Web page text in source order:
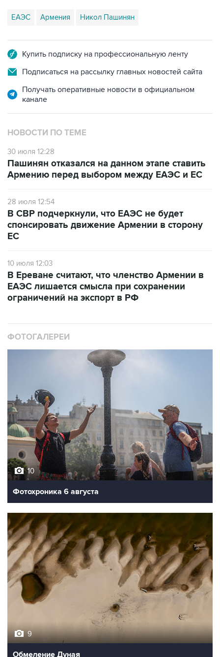
ЕАЭС Армения Никол Пашинян
Купить подписку на профессиональную ленту
Подписаться на рассылку главных новостей сайта
Получать оперативные новости в официальном
канале
НОВОСТИ ПО ТЕМЕ
30 июля 12:28
Пашинян отказался на данном этапе ставить
Армению перед выбором между ЕАЭС и ЕС
28 июля 12:54
В СВР подчеркнули, что ЕАЭС не будет
спонсировать движение Армении в сторону
ЕС
10 июля 12:03
В Ереване считают, что членство Армении в
ЕАЭС лишается смысла при сохранении
ограничений на экспорт в РФ
ФОТОГАЛЕРЕИ
10
Фотохроника 6 августа
9
Обмеление Дуная